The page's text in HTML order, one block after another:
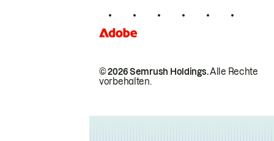
© 2026 Semrush Holdings.Alle Rechte
vorbehalten.